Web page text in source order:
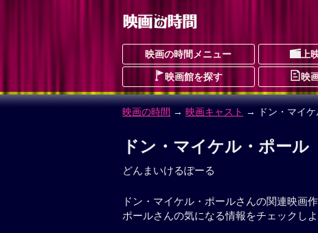
映画の時間メニュー 上
映画館を探す 映
映画の時間 → 映画キャスト → ドン・マイケ
ドン・マイケル・ポール
どんまいけるぽーる
ドン・マイケル・ポールさんの関連映画
ポールさんの気になる情報をチェックしよ